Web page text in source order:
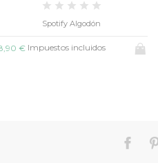
Spotify Algodón
€ Impuestos incluidos